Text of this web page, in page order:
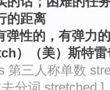
的距离
弹性的，有弹力的
）（美）斯特
第三人称单数